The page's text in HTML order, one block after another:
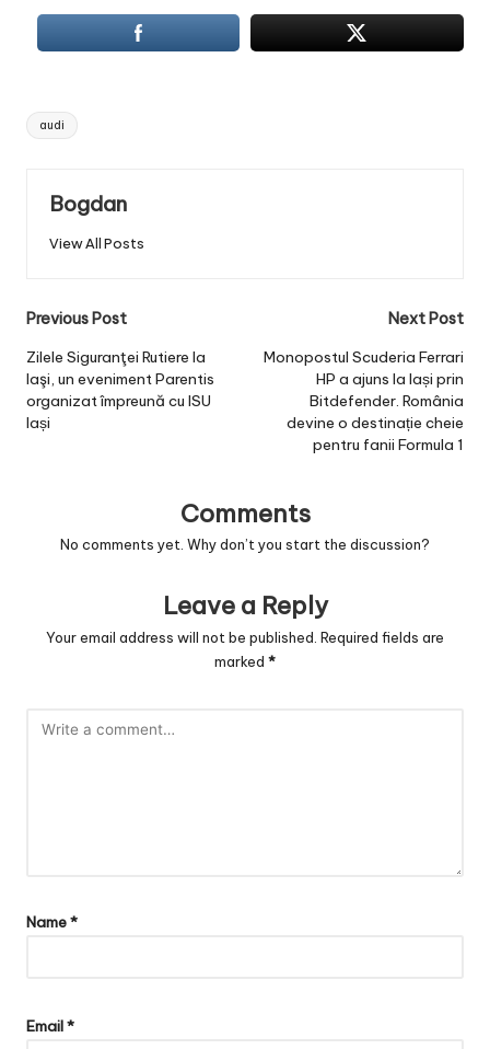
Tags:
audi
Bogdan
View All Posts
Post
navigation
Previous Post
Zilele Siguranţei Rutiere la
laşi, un eveniment Parentis
organizat împreună cu ISU
lași
Next Post
Monopostul Scuderia Ferrari
HP a ajuns la Iași prin
Bitdefender. România
devine o destinație cheie
pentru fanii Formula 1
Comments
No comments yet. Why don’t you start the discussion?
Leave a Reply
Your email address will not be published. Required fields are
marked *
Name*
Email*